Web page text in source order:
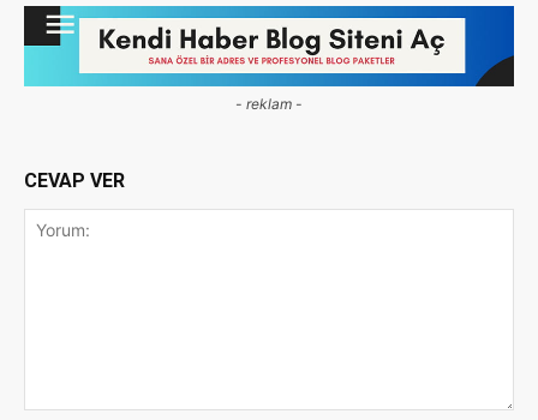
- reklam -
CEVAP VER